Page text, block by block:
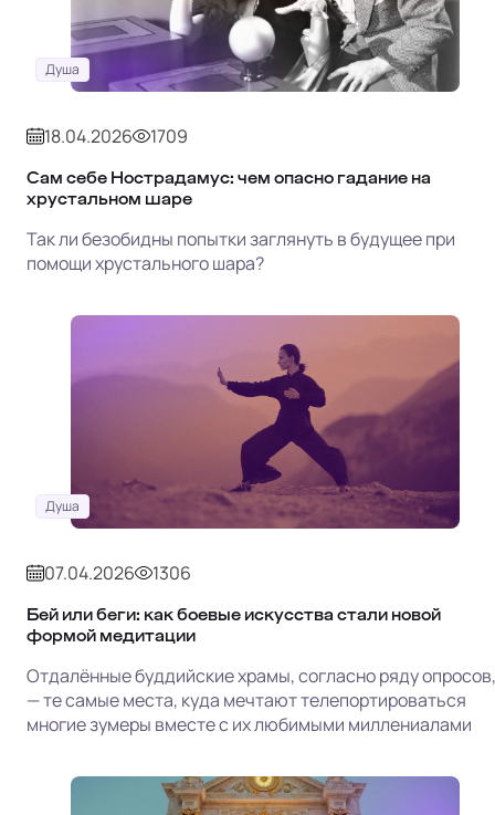
Душа
18.04.2026 1709
Сам себе Нострадамус: чем опасно гадание на
хрустальном шаре
Так ли безобидны попытки заглянуть в будущее при
помощи хрустального шара?
Душа
07.04.2026 1306
Бей или беги: как боевые искусства стали новой
формой медитации
Отдалённые буддийские храмы, согласно ряду опросов,
— те самые места, куда мечтают телепортироваться
многие зумеры вместе с их любимыми миллениалами